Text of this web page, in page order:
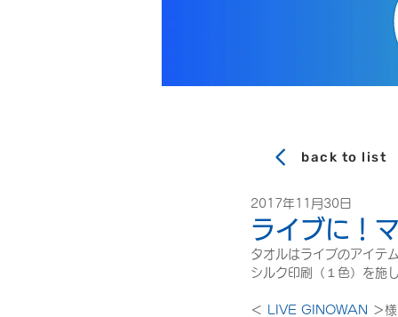
back to list
ライブに！
2017年11月30日
タオルはライブのアイテ
シルク印刷（１色）を施
＜ LIVE GINOWAN ＞